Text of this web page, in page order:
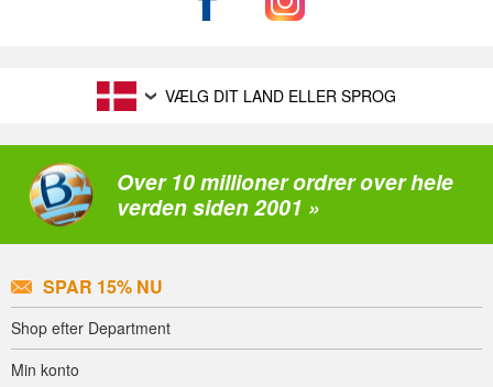
VÆLG DIT LAND ELLER SPROG
Over 10 millioner ordrer over hele
verden siden 2001 »
SPAR 15% NU
Shop efter Department
Min konto